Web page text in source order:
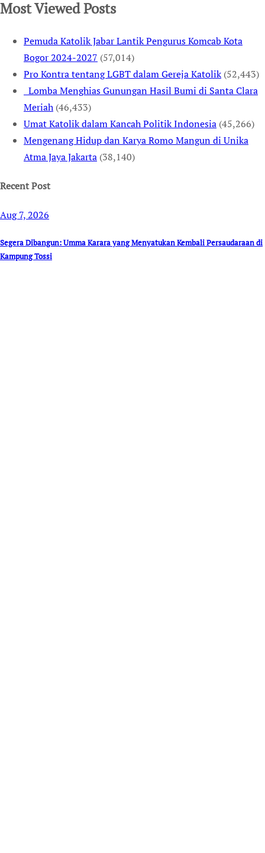
Most Viewed Posts
Pemuda Katolik Jabar Lantik Pengurus Komcab Kota
Bogor 2024-2027 (57,014)
Pro Kontra tentang LGBT dalam Gereja Katolik (52,443)
Lomba Menghias Gunungan Hasil Bumi di Santa Clara
Meriah (46,433)
Umat Katolik dalam Kancah Politik Indonesia (45,266)
Mengenang Hidup dan Karya Romo Mangun di Unika
Atma Jaya Jakarta (38,140)
Recent Post
Aug 7, 2026
Segera Dibangun: Umma Karara yang Menyatukan Kembali Persaudaraan di
Kampung Tossi